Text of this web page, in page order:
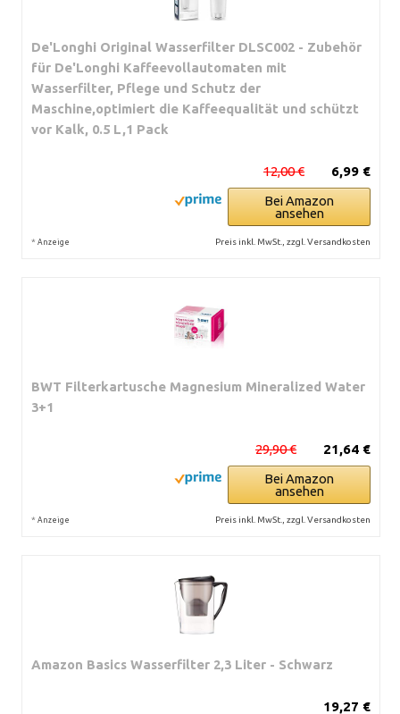
De'Longhi Original Wasserfilter DLSC002 - Zubehör
für De'Longhi Kaffeevollautomaten mit
Wasserfilter, Pflege und Schutz der
Maschine,optimiert die Kaffeequalität und schützt
vor Kalk, 0.5 L,1 Pack
6,99 €
12,00 €
Bei Amazon
ansehen
* Anzeige Preis inkl. MwSt., zzgl. Versandkosten
BWT Filterkartusche Magnesium Mineralized Water
3+1
21,64 €
29,90 €
Bei Amazon
ansehen
* Anzeige Preis inkl. MwSt., zzgl. Versandkosten
Amazon Basics Wasserfilter 2,3 Liter - Schwarz
19,27 €